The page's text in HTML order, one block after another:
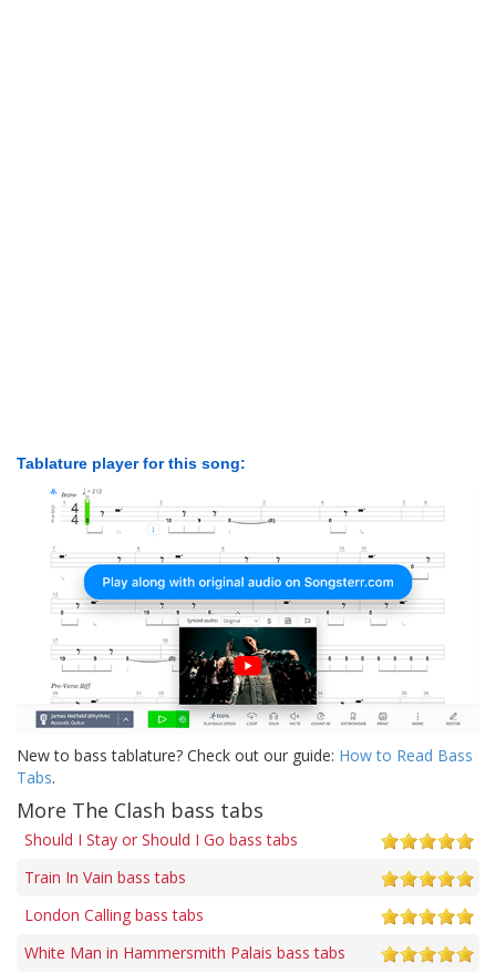
Tablature player for this song:
New to bass tablature? Check out our guide: How to Read Bass
Tabs.
More The Clash bass tabs
Should I Stay or Should I Go bass tabs
Train In Vain bass tabs
London Calling bass tabs
White Man in Hammersmith Palais bass tabs